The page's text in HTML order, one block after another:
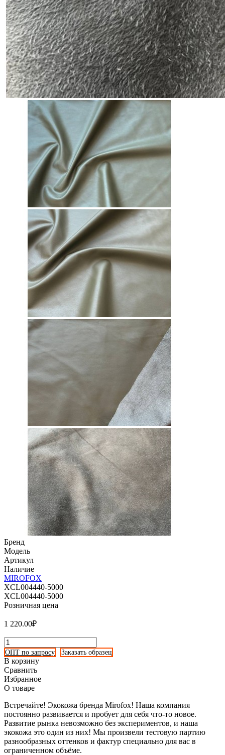
Бренд
Модель
Артикул
Наличие
MIROFOX
XCL004440-5000
XCL004440-5000
Розничная цена
1 220.00₽
ОПТ по запросу Заказать образец
В корзину
Сравнить
Избранное
О товаре
Встречайте! Экокожа бренда Mirofox! Наша компания
постоянно развивается и пробует для себя что-то новое.
Развитие рынка невозможно без экспериментов, и наша
экокожа это один из них! Мы произвели тестовую партию
разнообразных оттенков и фактур специально для вас в
ограниченном объёме.